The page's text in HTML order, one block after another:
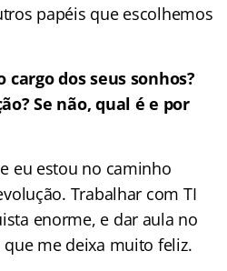
papéis que escolhemos
dos seus sonhos?
Se não, qual é e por
eu estou no caminho
Trabalhar com TI
enorme, e dar aula no
me deixa muito feliz.